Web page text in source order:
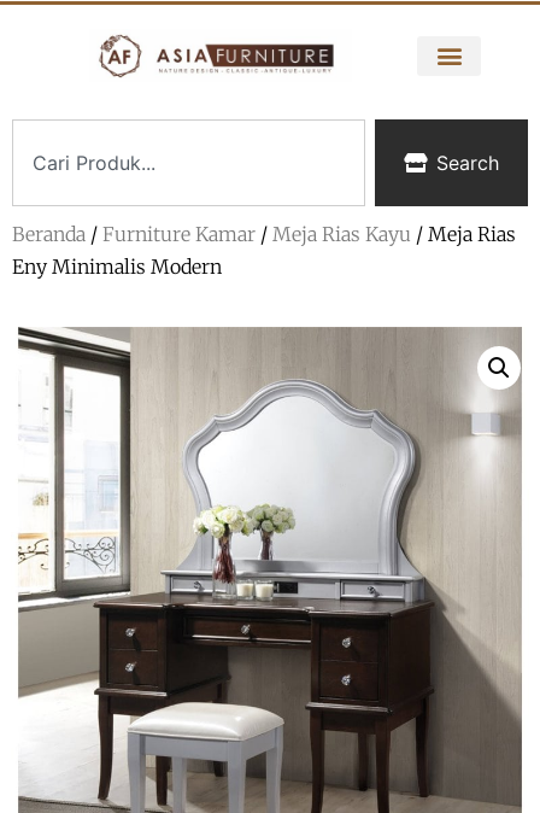
Search
Beranda / Furniture Kamar / Meja Rias Kayu / Meja Rias
Eny Minimalis Modern